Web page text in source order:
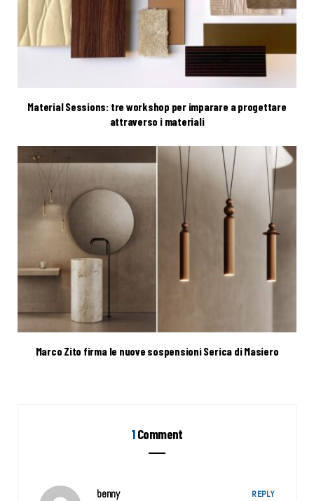
Material Sessions: tre workshop per imparare a progettare
attraverso i materiali
Marco Zito firma le nuove sospensioni Serica di Masiero
1Comment
benny REPLY